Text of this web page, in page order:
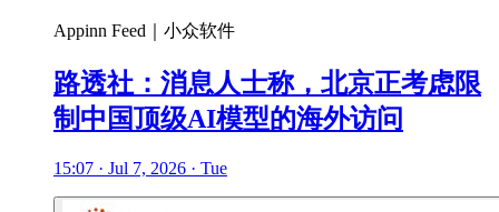
Appinn Feed｜小众软件
路透社：消息人士称，北京正考虑限
制中国顶级AI模型的海外访问
15:07 · Jul 7, 2026 · Tue